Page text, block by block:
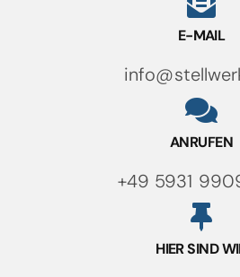
E-MAIL
ANRUFEN
+49 5931
HIER SIND